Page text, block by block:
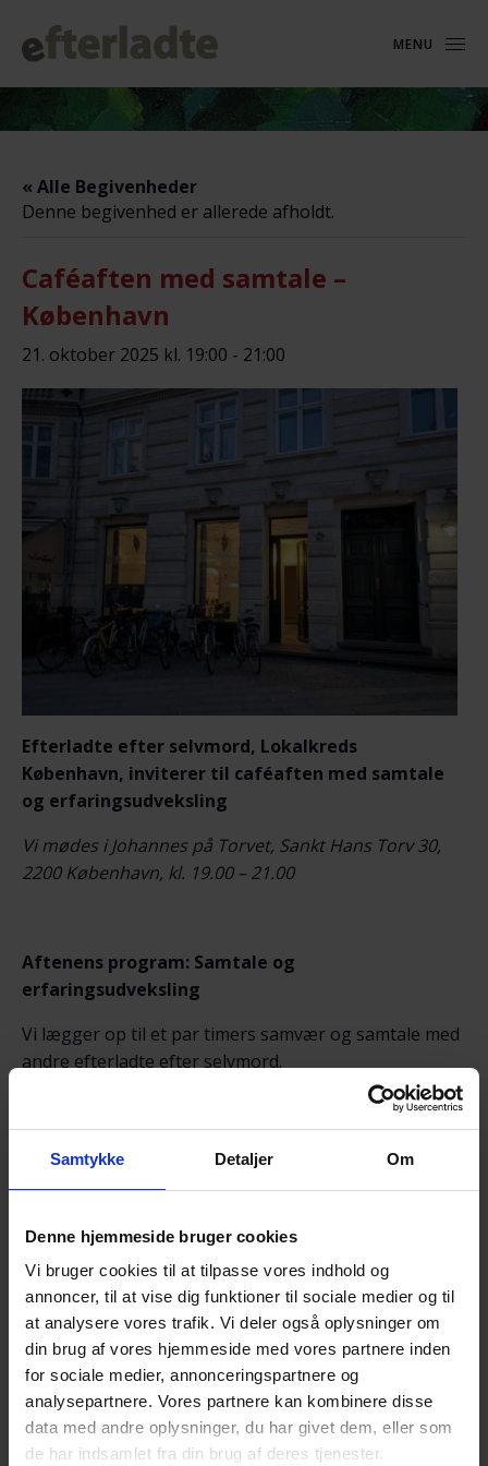
Samtykke Detaljer Om
Denne hjemmeside bruger cookies
Vi bruger cookies til at tilpasse vores indhold og
annoncer, til at vise dig funktioner til sociale medier og til
at analysere vores trafik. Vi deler også oplysninger om
din brug af vores hjemmeside med vores partnere inden
for sociale medier, annonceringspartnere og
analysepartnere. Vores partnere kan kombinere disse
data med andre oplysninger, du har givet dem, eller som
de har indsamlet fra din brug af deres tjenester.
MENU
« Alle Begivenheder
Denne begivenhed er allerede afholdt.
Caféaften med samtale –
København
21. oktober 2025 kl. 19:00 - 21:00
Efterladte efter selvmord, Lokalkreds
København, inviterer til caféaften med samtale
og erfaringsudveksling
Vi mødes i Johannes på Torvet, Sankt Hans Torv 30,
2200 København, kl. 19.00 – 21.00
Aftenens program: Samtale og
erfaringsudveksling
Vi lægger op til et par timers samvær og samtale med
andre efterladte efter selvmord.
Her er det OK at tale om sorgen, savnet og de svære
følelser.
Det der tales om, er i fortrolighed mellem deltagerne.
NB! – Tilmelding senest søndag 19. oktober kl.
18.00 via NemTilmeld:
https://efterladte.nemtilmeld.dk/522/
Alle er velkomne!
Til vore arrangementer møder du andre
efterladte efter selvmord.
Du får mulighed for at tale og dele erfaringer